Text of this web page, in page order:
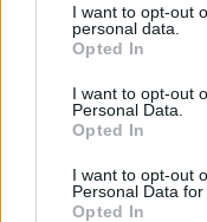
I want to opt-out
personal data.
Opted In
I want to opt-out
Personal Data.
Opted In
I want to opt-out
Personal Data for
Opted In